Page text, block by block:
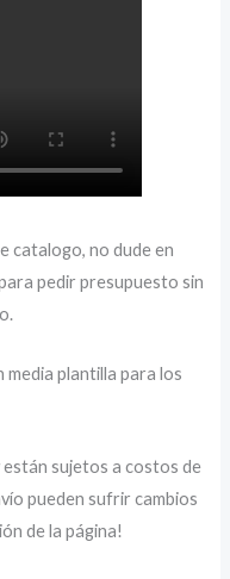
catalogo, no dude en
pedir presupuesto sin
media plantilla para los
están sujetos a costos de
pueden sufrir cambios
de la página!